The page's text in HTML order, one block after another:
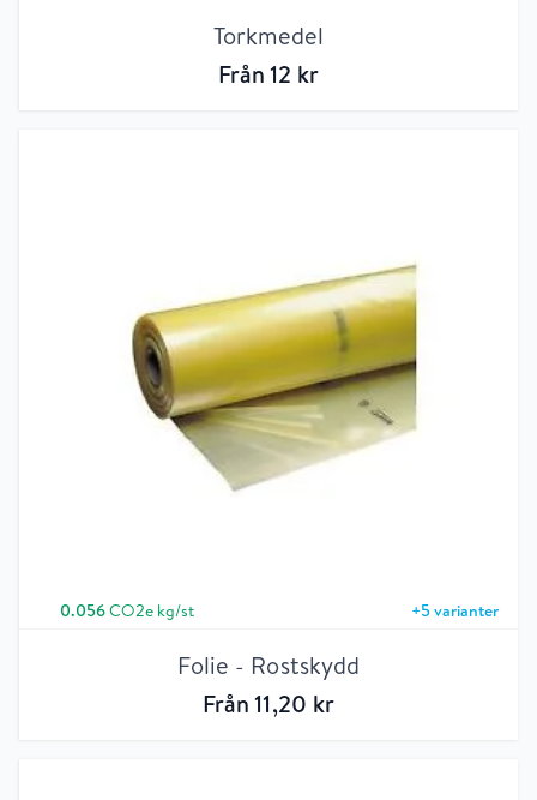
Torkmedel
Från12 kr
+5varianter
0.056CO2e kg/st
Folie - Rostskydd
Från 11,20 kr